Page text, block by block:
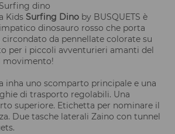
dino
Kids Surfing Dino by BUSQUETS è
dinosauro rosso che porta
circondato da pennellate colorate su
per i piccoli avventurieri amanti del
movimento!
inha uno scomparto principale e una
di trasporto regolabili. Una
superiore. Etichetta per nominare il
Due tasche laterali Zaino con tunnel